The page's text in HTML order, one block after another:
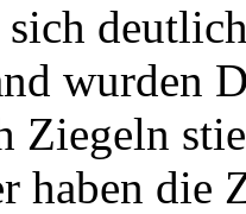
sich
wurden
Ziegeln
haben die